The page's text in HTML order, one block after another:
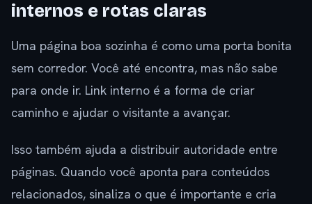
internos e rotas claras
Uma página boa sozinha é como uma porta bonita
sem corredor. Você até encontra, mas não sabe
para onde ir. Link interno é a forma de criar
caminho e ajudar o visitante a avançar.
Isso também ajuda a distribuir autoridade entre
páginas. Quando você aponta para conteúdos
relacionados, sinaliza o que é importante e cria